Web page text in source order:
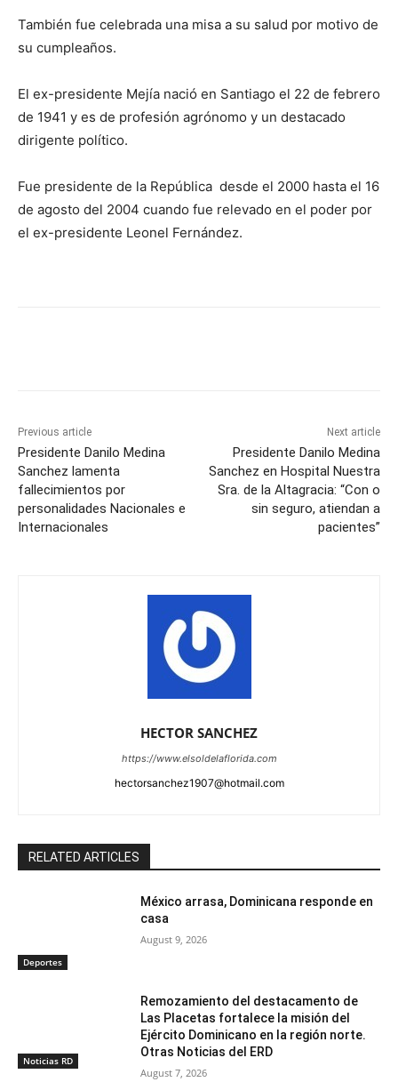
También fue celebrada una misa a su salud por motivo de
su cumpleaños.
El ex-presidente Mejía nació en Santiago el 22 de febrero
de 1941 y es de profesión agrónomo y un destacado
dirigente político.
Fue presidente de la República desde el 2000 hasta el 16
de agosto del 2004 cuando fue relevado en el poder por
el ex-presidente Leonel Fernández.
Previous article
Presidente Danilo Medina
Sanchez lamenta
fallecimientos por
personalidades Nacionales e
Internacionales
Next article
Presidente Danilo Medina
Sanchez en Hospital Nuestra
Sra. de la Altagracia: “Con o
sin seguro, atiendan a
pacientes”
HECTOR SANCHEZ
https://www.elsoldelaflorida.com
hectorsanchez1907@hotmail.com
RELATED ARTICLES
Deportes
México arrasa, Dominicana responde en
casa
August 9, 2026
Noticias RD
Remozamiento del destacamento de
Las Placetas fortalece la misión del
Ejército Dominicano en la región norte.
Otras Noticias del ERD
August 7, 2026